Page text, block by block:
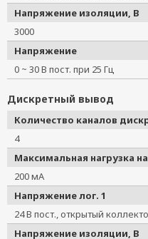
Напряжение изоляции, В
3000
Напряжение
0 ~ 30 В пост. при 25 Гц
Дискретный вывод
Количество каналов
4
Максимальная нагрузка
200 мА
Напряжение лог. 1
24 В пост., открытый
Напряжение изоляции, В